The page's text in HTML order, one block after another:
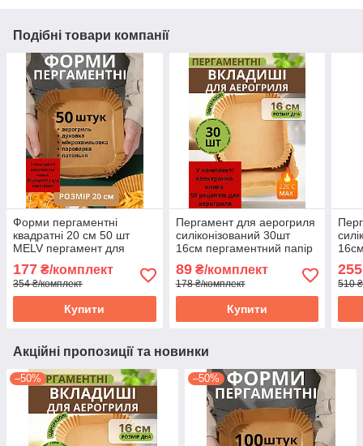
Подібні товари компанії
Форми пергаментні
квадратні 20 см 50 шт
MELV пергамент для
аерогрилю для запікання
та випічки одноразові
177 ₴/комплект
354 ₴/комплект
Купити
Пергамент для аерогриля
силіконізований 30шт
16см пергаментний папір
для випічки в духовці
форми квадратні
89₴/комплект
178 ₴/комплект
Купити
255
510
Акційні пропозиції та новинки
–50% –50%